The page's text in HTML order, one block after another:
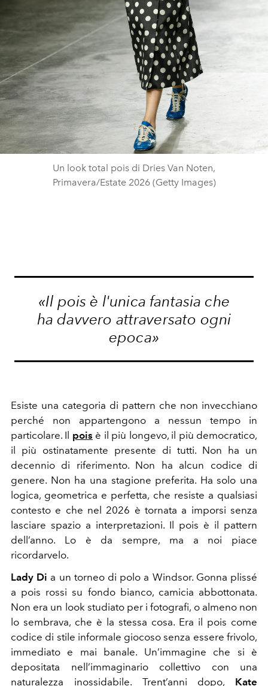
Un look total pois di Dries Van Noten,
Primavera/Estate 2026 (Getty Images)
«Il pois è l'unica fantasia che
ha davvero attraversato ogni
epoca»
Esiste una categoria di pattern che non invecchiano
perché non appartengono a nessun tempo in
particolare. Il pois è il più longevo, il più democratico,
il più ostinatamente presente di tutti. Non ha un
decennio di riferimento. Non ha alcun codice di
genere. Non ha una stagione preferita. Ha solo una
logica, geometrica e perfetta, che resiste a qualsiasi
contesto e che nel 2026 è tornata a imporsi senza
lasciare spazio a interpretazioni. Il pois è il pattern
dell’anno. Lo è da sempre, ma a noi piace
ricordarvelo.
Lady Di a un torneo di polo a Windsor. Gonna plissé
a pois rossi su fondo bianco, camicia abbottonata.
Non era un look studiato per i fotografi, o almeno non
lo sembrava, che è la stessa cosa. Era il pois come
codice di stile informale giocoso senza essere frivolo,
immediato e mai banale. Un’immagine che si è
depositata nell’immaginario collettivo con una
naturalezza inossidabile. Trent’anni dopo, Kate